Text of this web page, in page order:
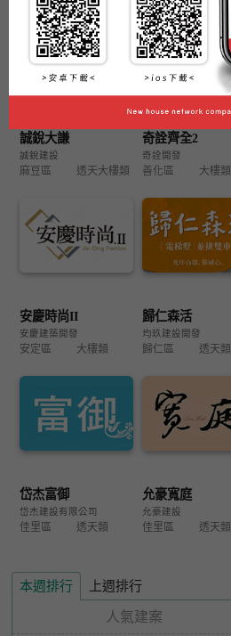
誠銳大謙
誠銳建設
麻豆區 透天大樓類
奇詮齊全2
奇詮開發
善化區 大樓類
安慶時尚II
安慶建築開發
安定區 大樓類
歸仁森活
均玖建設開發
歸仁區 透天類
岱杰富御
岱杰建設有限公司
佳里區 透天類
允豪寬庭
允豪建設
佳里區 透天類
本週排行 上週排行
人氣建案